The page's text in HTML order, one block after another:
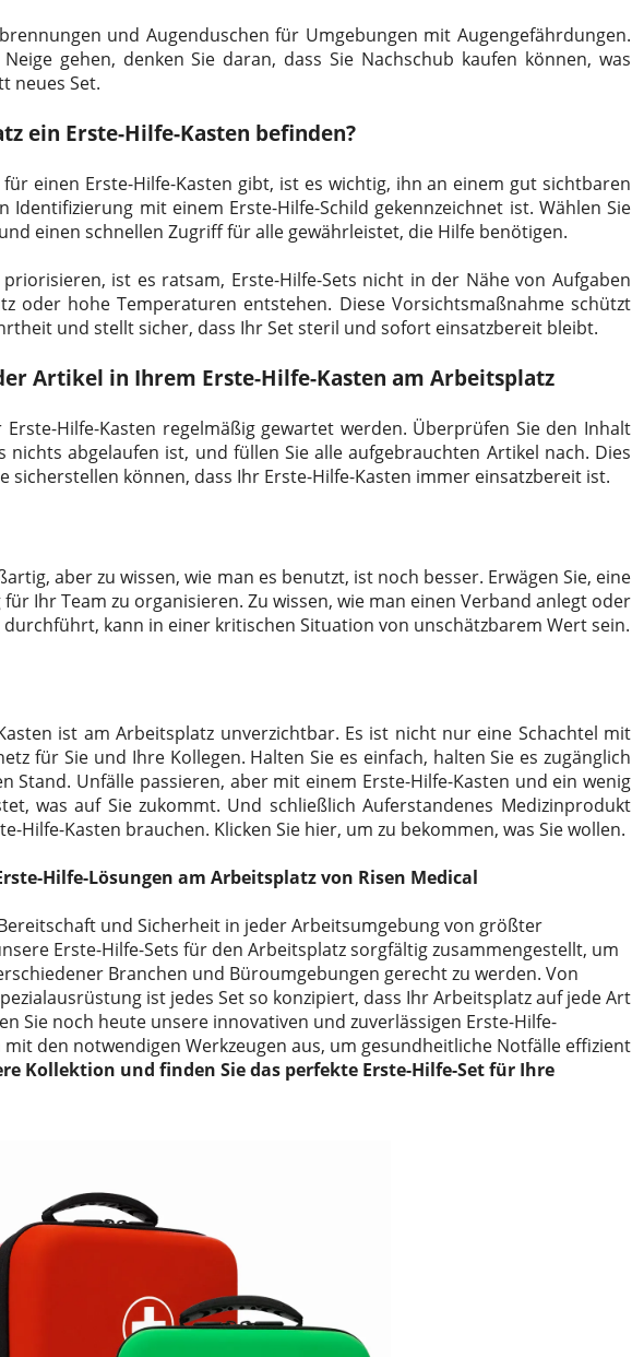
und Augenduschen für Umgebungen mit Augengefährdungen.
gehen, denken Sie daran, dass Sie Nachschub kaufen können, was
neues Set.
ein Erste-Hilfe-Kasten befinden?
einen Erste-Hilfe-Kasten gibt, ist es wichtig, ihn an einem gut sichtbaren
Identifizierung mit einem Erste-Hilfe-Schild gekennzeichnet ist. Wählen Sie
einen schnellen Zugriff für alle gewährleistet, die Hilfe benötigen.
ist es ratsam, Erste-Hilfe-Sets nicht in der Nähe von Aufgaben
oder hohe Temperaturen entstehen. Diese Vorsichtsmaßnahme schützt
und stellt sicher, dass Ihr Set steril und sofort einsatzbereit bleibt.
Artikel in Ihrem Erste-Hilfe-Kasten am Arbeitsplatz
Hilfe-Kasten regelmäßig gewartet werden. Überprüfen Sie den Inhalt
nichts abgelaufen ist, und füllen Sie alle aufgebrauchten Artikel nach. Dies
sicherstellen können, dass Ihr Erste-Hilfe-Kasten immer einsatzbereit ist.
aber zu wissen, wie man es benutzt, ist noch besser. Erwägen Sie, eine
Ihr Team zu organisieren. Zu wissen, wie man einen Verband anlegt oder
kann in einer kritischen Situation von unschätzbarem Wert sein.
ist am Arbeitsplatz unverzichtbar. Es ist nicht nur eine Schachtel mit
für Sie und Ihre Kollegen. Halten Sie es einfach, halten Sie es zugänglich
Stand. Unfälle passieren, aber mit einem Erste-Hilfe-Kasten und ein wenig
was auf Sie zukommt. Und schließlich Auferstandenes Medizinprodukt
Hilfe-Kasten brauchen. Klicken Sie hier, um zu bekommen, was Sie wollen.
Hilfe-Lösungen am Arbeitsplatz von Risen Medical
und Sicherheit in jeder Arbeitsumgebung von größter
Erste-Hilfe-Sets für den Arbeitsplatz sorgfältig zusammengestellt, um
Branchen und Büroumgebungen gerecht zu werden. Von
ist jedes Set so konzipiert, dass Ihr Arbeitsplatz auf jede Art
Sie noch heute unsere innovativen und zuverlässigen Erste-Hilfe-
den notwendigen Werkzeugen aus, um gesundheitliche Notfälle effizient
Kollektion und finden Sie das perfekte Erste-Hilfe-Set für Ihre